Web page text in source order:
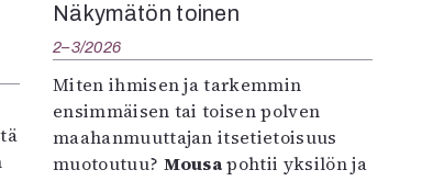
Näkymätön toinen
2–3/2026
Miten ihmisen ja tarkemmin
ensimmäisen tai toisen polven
maahanmuuttajan itsetietoisuus
muotoutuu? Mousapohtii yksilön ja